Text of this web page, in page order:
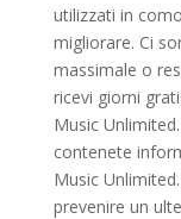
utilizzati in
migliorare. Ci
massimale o
ricevi giorni
Music
contenete
Music
prevenire un